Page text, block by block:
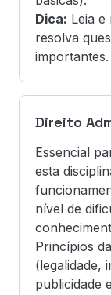
Dica: Leia e
resolva
importantes.
Direito
Essencial
esta
nível de
Princípios
(legalidade,
publicidade